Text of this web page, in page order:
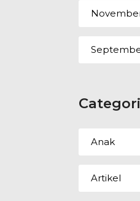
Anak
Artikel